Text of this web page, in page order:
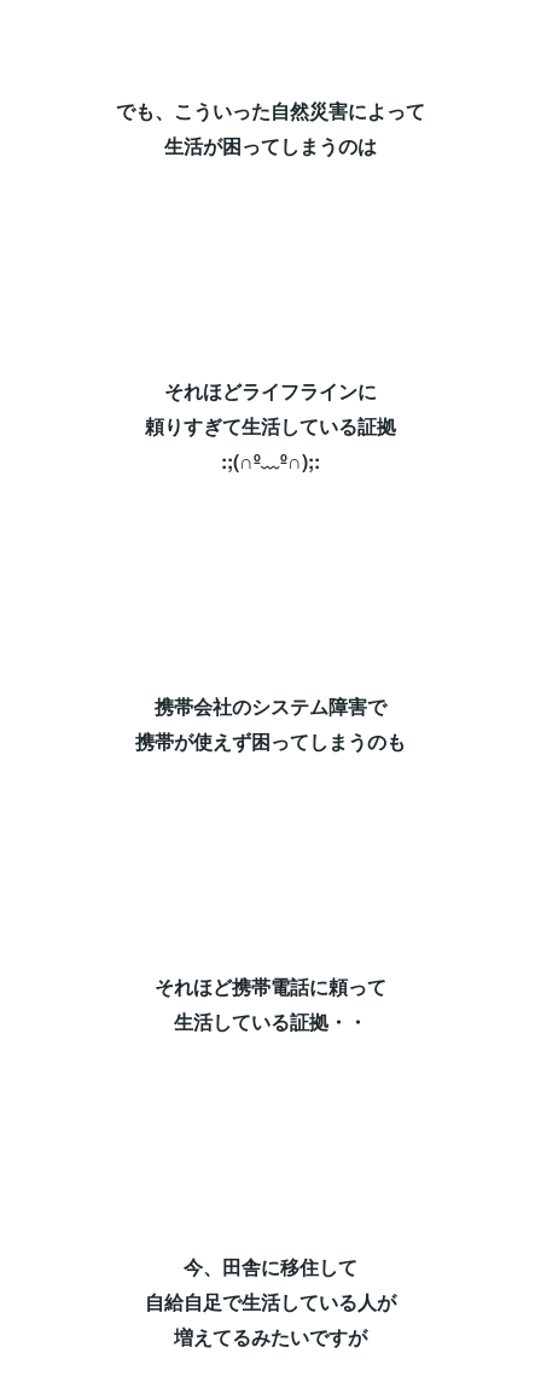
でも、こういった自然災害によって⁡
生活が困ってしまうのは⁡
それほどライフラインに⁡
頼りすぎて生活している証拠⁡
:;(∩º﹏º∩);:⁡
携帯会社のシステム障害で⁡
携帯が使えず困ってしまうのも⁡
それほど携帯電話に頼って⁡
生活している証拠・・⁡
今、田舎に移住して⁡
自給自足で生活している人が⁡
増えてるみたいですが⁡